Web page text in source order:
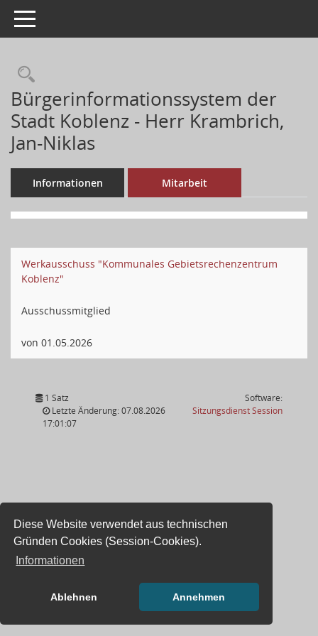
Diese Website verwendet aus technischen
Gründen Cookies (Session-Cookies).
Informationen
Ablehnen Annehmen
Toggle navigation
Bürgerinformationssystem der
Stadt Koblenz - Herr Krambrich,
Jan-Niklas
Informationen Mitarbeit
Werkausschuss "Kommunales Gebietsrechenzentrum
Koblenz"
Ausschussmitglied
von 01.05.2026
1 Satz
Letzte Änderung: 07.08.2026
17:01:07
Software:
SitzungsdienstSession(Wird in